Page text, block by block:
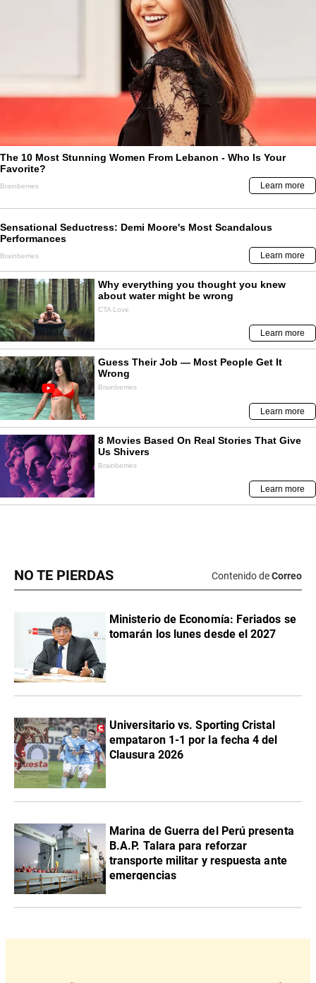
NO TE PIERDAS Contenido deCorreo
Ministerio de Economía: Feriados se
tomarán los lunes desde el 2027
Universitario vs. Sporting Cristal
empataron 1-1 por la fecha 4 del
Clausura 2026
Marina de Guerra del Perú presenta
B.A.P. Talara para reforzar
transporte militar y respuesta ante
emergencias